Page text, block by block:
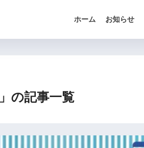
ホーム お知らせ
の記事一覧